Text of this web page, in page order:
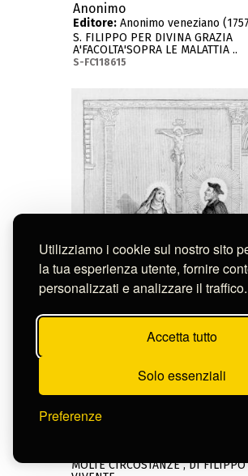
Utilizziamo i cookie sul nostro sito
la tua esperienza utente, fornire
personalizzati e analizzare il traffico.
Accetta tutto
Solo essenziali
Preferenze
Anonimo
Editore:Anonimo veneziano
S. FILIPPO PER DIVINA GRAZIA
A'FACOLTA'SOPRA LE MALATTIA ..
S-FC118615
MOLTE CIRCOSTANZE , DI FILIPPO